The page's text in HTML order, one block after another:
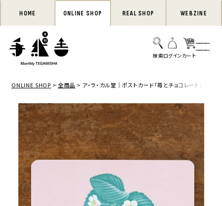
HOME ONLINE SHOP REAL SHOP WEBZINE
ONLINE SHOP 全商品 ア・ラ・カル堂｜ポストカード「苺とチョコレート」